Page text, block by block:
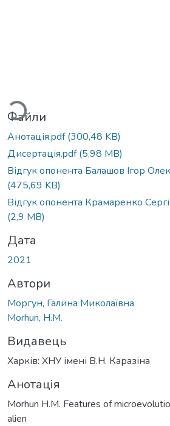
Вантажиться...
Файли
Анотація.pdf(300,48 KB)
Дисертація.pdf(5,98 MB)
Відгук опонента Балашов Ігор
(475,69 KB)
Відгук опонента Крамаренко
(2,9 MB)
Дата
2021
Автори
Моргун, Галина Миколаївна
Morhun, H.M.
Видавець
Харків: ХНУ імені В.Н. Каразіна
Анотація
Morhun H.M. Features of
alien